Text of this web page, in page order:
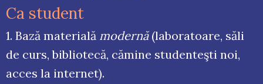
Ca student
1. Bază materială modernă(laboratoare, săli
de curs, bibliotecă, cămine studenteşti noi,
acces la internet).